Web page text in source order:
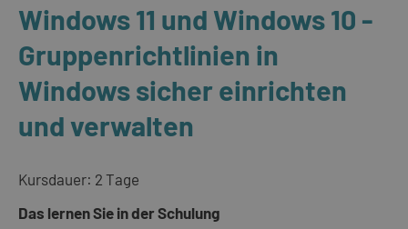
Windows 11 und Windows 10 -
Gruppenrichtlinien in
Windows sicher einrichten
und verwalten
Kursdauer: 2 Tage
Das lernen Sie in der Schulung